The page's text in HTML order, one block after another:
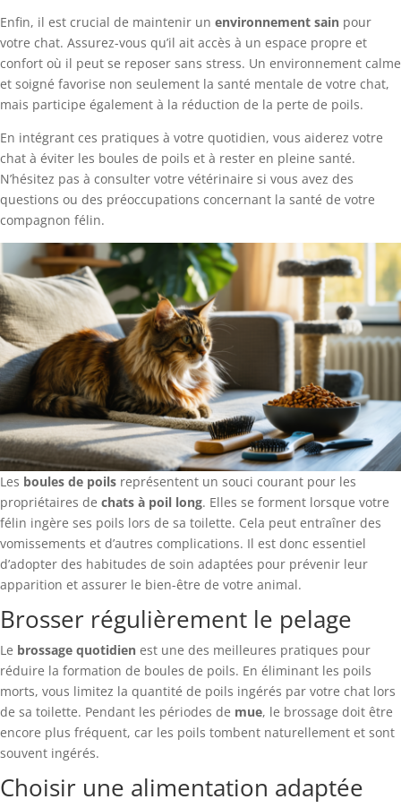
Enfin, il est crucial de maintenir un environnement sain pour
votre chat. Assurez-vous qu’il ait accès à un espace propre et
confort où il peut se reposer sans stress. Un environnement calme
et soigné favorise non seulement la santé mentale de votre chat,
mais participe également à la réduction de la perte de poils.
En intégrant ces pratiques à votre quotidien, vous aiderez votre
chat à éviter les boules de poils et à rester en pleine santé.
N’hésitez pas à consulter votre vétérinaire si vous avez des
questions ou des préoccupations concernant la santé de votre
compagnon félin.
Les boules de poils représentent un souci courant pour les
propriétaires de chats à poil long. Elles se forment lorsque votre
félin ingère ses poils lors de sa toilette. Cela peut entraîner des
vomissements et d’autres complications. Il est donc essentiel
d’adopter des habitudes de soin adaptées pour prévenir leur
apparition et assurer le bien-être de votre animal.
Brosser régulièrement le pelage
Le brossage quotidien est une des meilleures pratiques pour
réduire la formation de boules de poils. En éliminant les poils
morts, vous limitez la quantité de poils ingérés par votre chat lors
de sa toilette. Pendant les périodes de mue, le brossage doit être
encore plus fréquent, car les poils tombent naturellement et sont
souvent ingérés.
Choisir une alimentation adaptée